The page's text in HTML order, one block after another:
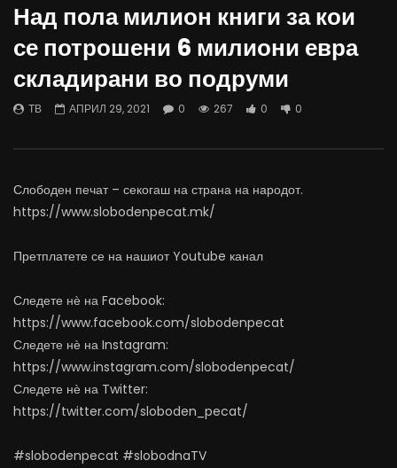
02:08
најевтини – каде пазаруваат
додека сме надвор од
АВГУСТ 5, 2026
Над пола милион книги за кои
се потрошени 6 милиони евра
складирани во подруми
ТВ АПРИЛ 29, 2021 0 267 0 0
Слободен печат – секогаш на страна на народот.
https://www.slobodenpecat.mk/
Претплатете се на нашиот Youtube канал
Следете нѐ на Facebook:
https://www.facebook.com/slobodenpecat
Следете нѐ на Instagram:
https://www.instagram.com/slobodenpecat/
Следете нѐ на Twitter:
https://twitter.com/sloboden_pecat/
#slobodenpecat #slobodnaTV